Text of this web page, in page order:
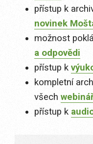
přístup k
novinek
možnost
a odpovědi
přístup k
kompletní
všech
přístup k